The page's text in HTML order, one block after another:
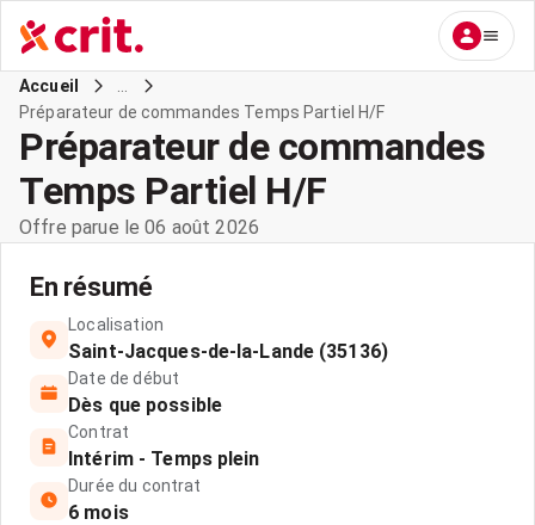
Accueil
Préparateur de commandes Temps Partiel H/F
Préparateur de commandes
Temps Partiel H/F
Offre parue le 06 août 2026
En résumé
Localisation
Saint-Jacques-de-la-Lande (35136)
Date de début
Dès que possible
Contrat
Intérim - Temps plein
Durée du contrat
6 mois